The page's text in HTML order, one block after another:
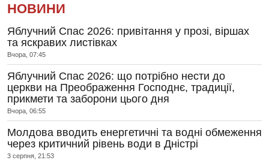
НОВИНИ
Яблучний Спас 2026: привітання у прозі, віршах
та яскравих листівках
Вчора, 07:45
Яблучний Спас 2026: що потрібно нести до
церкви на Преображення Господнє, традиції,
прикмети та заборони цього дня
Вчора, 06:55
Молдова вводить енергетичні та водні обмеження
через критичний рівень води в Дністрі
3 серпня, 21:53